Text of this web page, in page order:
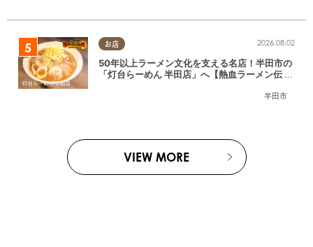
お店
半田市
2026.08.02
50年以上ラーメン文化を支える名店！半田市の
「灯台らーめん 半田店」へ【熱血ラーメン伝 8
VIEW MORE